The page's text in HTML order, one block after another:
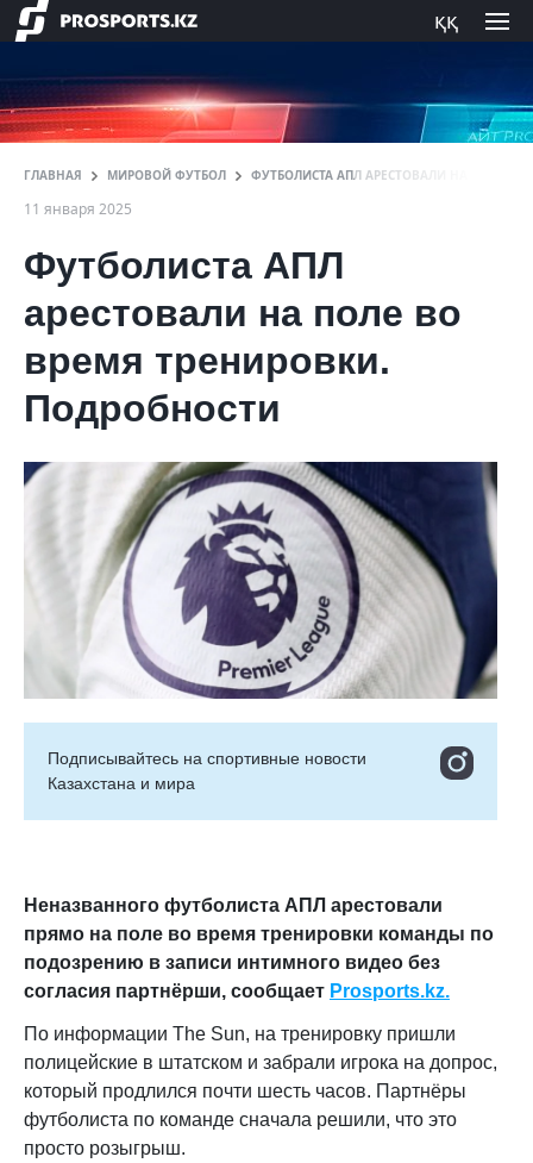
ққ
ГЛАВНАЯ МИРОВОЙ ФУТБОЛ ФУТБОЛИСТА АПЛ АРЕСТОВАЛИ НА ПОЛЕ
11 января 2025
Футболиста АПЛ
арестовали на поле во
время тренировки.
Подробности
Подписывайтесь на cпортивные новости
Казахстана и мира
Неназванного футболиста АПЛ арестовали
прямо на поле во время тренировки команды по
подозрению в записи интимного видео без
согласия партнёрши, сообщает Prosports.kz.
По информации The Sun, на тренировку пришли
полицейские в штатском и забрали игрока на допрос,
который продлился почти шесть часов. Партнёры
футболиста по команде сначала решили, что это
просто розыгрыш.